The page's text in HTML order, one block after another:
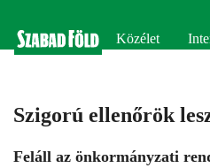
Közélet
Szigorú ellenőrök
Feláll az önkormányzati